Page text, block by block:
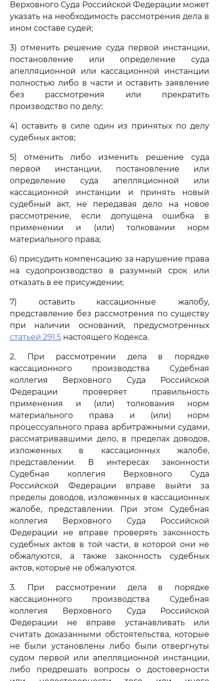
Верховного Суда Российской Федерации может
указать на необходимость рассмотрения дела в
ином составе судей;
3) отменить решение суда первой инстанции,
постановление или определение суда
апелляционной или кассационной инстанции
полностью либо в части и оставить заявление
без рассмотрения или прекратить
производство по делу;
4) оставить в силе один из принятых по делу
судебных актов;
5) отменить либо изменить решение суда
первой инстанции, постановление или
определение суда апелляционной или
кассационной инстанции и принять новый
судебный акт, не передавая дело на новое
рассмотрение, если допущена ошибка в
применении и (или) толковании норм
материального права;
6) присудить компенсацию за нарушение права
на судопроизводство в разумный срок или
отказать в ее присуждении;
7) оставить кассационные жалобу,
представление без рассмотрения по существу
при наличии оснований, предусмотренных
статьей 291.5 настоящего Кодекса.
2. При рассмотрении дела в порядке
кассационного производства Судебная
коллегия Верховного Суда Российской
Федерации проверяет правильность
применения и (или) толкования норм
материального права и (или) норм
процессуального права арбитражными судами,
рассматривавшими дело, в пределах доводов,
изложенных в кассационных жалобе,
представлении. В интересах законности
Судебная коллегия Верховного Суда
Российской Федерации вправе выйти за
пределы доводов, изложенных в кассационных
жалобе, представлении. При этом Судебная
коллегия Верховного Суда Российской
Федерации не вправе проверять законность
судебных актов в той части, в которой они не
обжалуются, а также законность судебных
актов, которые не обжалуются.
3. При рассмотрении дела в порядке
кассационного производства Судебная
коллегия Верховного Суда Российской
Федерации не вправе устанавливать или
считать доказанными обстоятельства, которые
не были установлены либо были отвергнуты
судом первой или апелляционной инстанции,
либо предрешать вопросы о достоверности